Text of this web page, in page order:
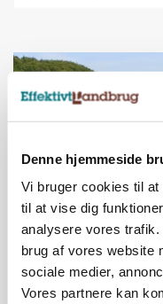
Denne hjemmeside
Vi bruger cookies til
til at vise dig
analysere vores
brug af vores website
sociale medier,
Vores partnere kan
KVÆG
Snart kan man